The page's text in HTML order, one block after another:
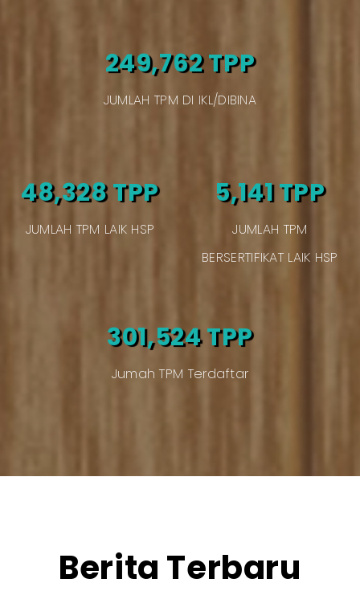
249,762 TPP
JUMLAH TPM DI IKL/DIBINA
48,328 TPP
JUMLAH TPM LAIK HSP
5,141 TPP
JUMLAH TPM
BERSERTIFIKAT LAIK HSP
301,524 TPP
Jumah TPM Terdaftar
Berita Terbaru